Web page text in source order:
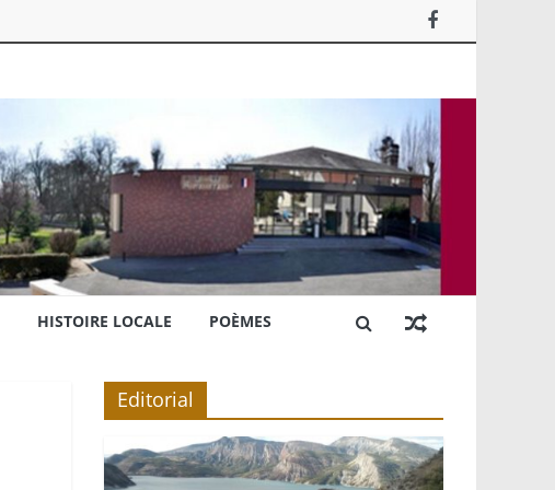
HISTOIRE LOCALE POÈMES
Editorial